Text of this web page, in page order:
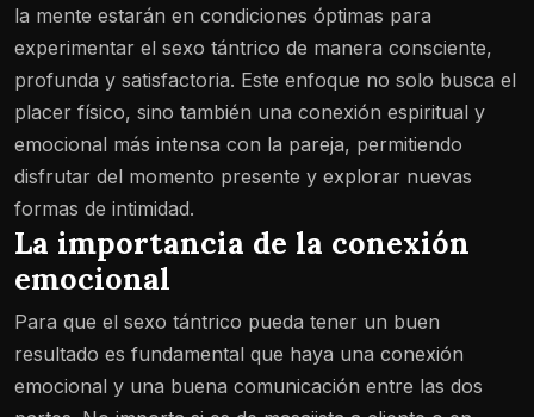
la mente estarán en condiciones óptimas para
experimentar el sexo tántrico de manera consciente,
profunda y satisfactoria. Este enfoque no solo busca el
placer físico, sino también una conexión espiritual y
emocional más intensa con la pareja, permitiendo
disfrutar del momento presente y explorar nuevas
formas de intimidad.
La importancia de la conexión
emocional
Para que el sexo tántrico pueda tener un buen
resultado es fundamental que haya una conexión
emocional y una buena comunicación entre las dos